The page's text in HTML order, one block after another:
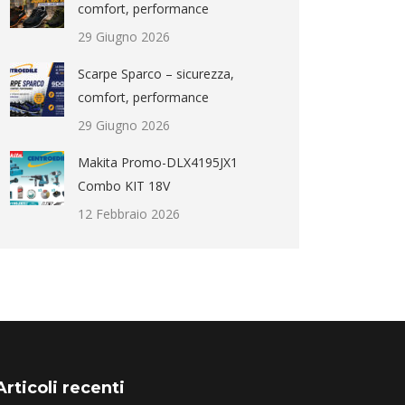
comfort, performance
29 Giugno 2026
Scarpe Sparco – sicurezza,
comfort, performance
29 Giugno 2026
Makita Promo-DLX4195JX1
Combo KIT 18V
12 Febbraio 2026
recenti